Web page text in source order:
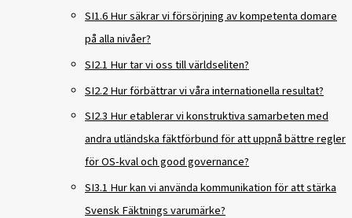
SI1.6 Hur säkrar vi försörjning av kompetenta domare
på alla nivåer?
SI2.1 Hur tar vi oss till världseliten?
SI2.2 Hur förbättrar vi våra internationella resultat?
SI2.3 Hur etablerar vi konstruktiva samarbeten med
andra utländska fäktförbund för att uppnå bättre regler
för OS-kval och good governance?
SI3.1 Hur kan vi använda kommunikation för att stärka
Svensk Fäktnings varumärke?